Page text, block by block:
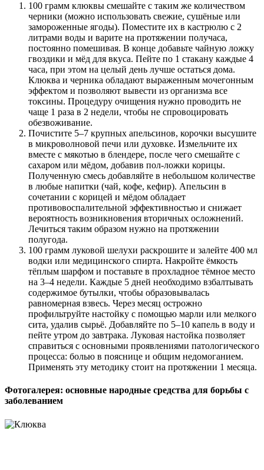
100 грамм клюквы смешайте с таким же количеством
черники (можно использовать свежие, сушёные или
замороженные ягоды). Поместите их в кастрюлю с 2
литрами воды и варите на протяжении получаса,
постоянно помешивая. В конце добавьте чайную ложку
гвоздики и мёд для вкуса. Пейте по 1 стакану каждые 4
часа, при этом на целый день лучше остаться дома.
Клюква и черника обладают выраженным мочегонным
эффектом и позволяют вывести из организма все
токсины. Процедуру очищения нужно проводить не
чаще 1 раза в 2 недели, чтобы не спровоцировать
обезвоживание.
Почистите 5–7 крупных апельсинов, корочки высушите
в микроволновой печи или духовке. Измельчите их
вместе с мякотью в блендере, после чего смешайте с
сахаром или мёдом, добавив пол-ложки корицы.
Полученную смесь добавляйте в небольшом количестве
в любые напитки (чай, кофе, кефир). Апельсин в
сочетании с корицей и мёдом обладает
противовоспалительной эффективностью и снижает
вероятность возникновения вторичных осложнений.
Лечиться таким образом нужно на протяжении
полугода.
100 грамм луковой шелухи раскрошите и залейте 400 мл
водки или медицинского спирта. Накройте ёмкость
тёплым шарфом и поставьте в прохладное тёмное место
на 3–4 недели. Каждые 5 дней необходимо взбалтывать
содержимое бутылки, чтобы образовывалась
равномерная взвесь. Через месяц острожно
профильтруйте настойку с помощью марли или мелкого
сита, удалив сырьё. Добавляйте по 5–10 капель в воду и
пейте утром до завтрака. Луковая настойка позволяет
справиться с основными проявлениями патологического
процесса: болью в пояснице и общим недомоганием.
Применять эту методику стоит на протяжении 1 месяца.
Фотогалерея: основные народные средства для борьбы с
заболеванием